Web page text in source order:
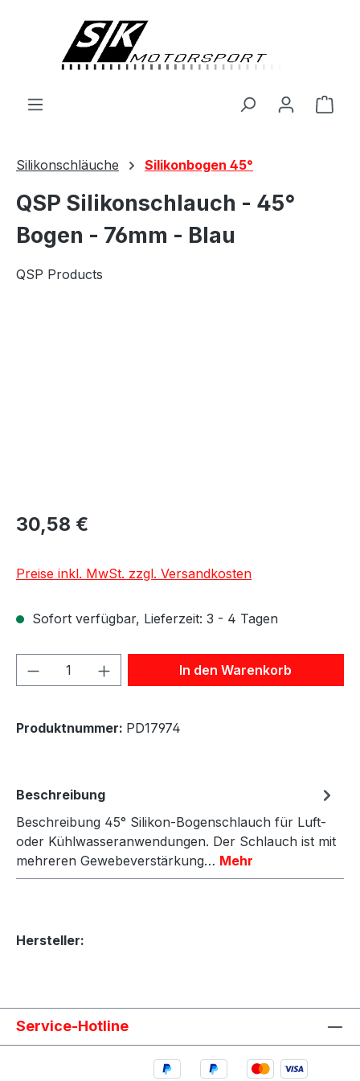
Silikonschläuche Silikonbogen 45°
QSP Silikonschlauch - 45°
Bogen - 76mm - Blau
QSP Products
30,58 €
Preise inkl. MwSt. zzgl. Versandkosten
Sofort verfügbar, Lieferzeit: 3 - 4 Tagen
Produkt Anzahl: Gib denIn den Warenkorb
Produktnummer: PD17974
Beschreibung
Beschreibung 45° Silikon-Bogenschlauch für Luft-
oder Kühlwasseranwendungen. Der Schlauch ist mit
mehreren Gewebeverstärkung… Mehr
Hersteller:
Service-Hotline